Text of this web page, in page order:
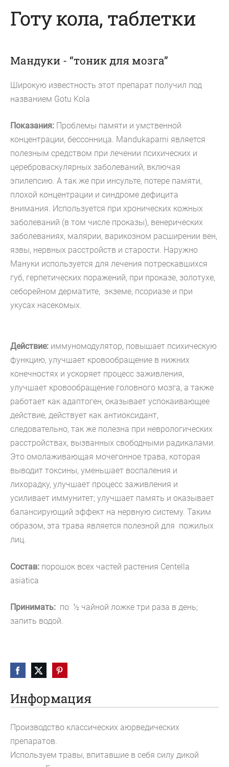
Информация
Производство классических аюрведических
препаратов.
Используем травы, впитавшие в себя силу дикой
Готу кола, таблетки
Мандуки - “тоник для мозга”
Широкую известность этот препарат получил под
названием Gotu Kola
Показания: Проблемы памяти и умственной
концентрации, бессонница. Mandukaparni является
полезным средством при лечении психических и
цереброваскулярных заболеваний, включая
эпилепсию. А так же при инсульте, потере памяти,
плохой концентрации и синдроме дефицита
внимания. Используется при хронических кожных
заболеваний (в том числе проказы), венерических
заболеваниях, малярии, варикозном расширении вен,
язвы, нервных расстройств и старости. Наружно
Мануки используется для лечения потрескавшихся
губ, герпетических поражений, при проказе, золотухе,
себорейном дерматите, экземе, псориазе и при
укусах насекомых.
Действие: иммуномодулятор, повышает психическую
функцию, улучшает кровообращение в нижних
конечностях и ускоряет процесс заживления,
улучшает кровообращение головного мозга, а также
работает как адаптоген, оказывает успокаивающее
действие, действует как антиоксидант,
следовательно, так же полезна при неврологических
расстройствах, вызванных свободными радикалами.
Это омолаживающая мочегонное трава, которая
выводит токсины, уменьшает воспаления и
лихорадку, улучшает процесс заживления и
усиливает иммунитет; улучшает память и оказывает
балансирующий эффект на нервную систему. Таким
образом, эта трава является полезной для пожилых
лиц.
Состав: порошок всех частей растения Centella
asiatica
Принимать: по ½ чайной ложке три раза в день;
запить водой.